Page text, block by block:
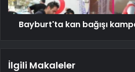
Bayburt'ta kan bağışı
İlgili Makaleler